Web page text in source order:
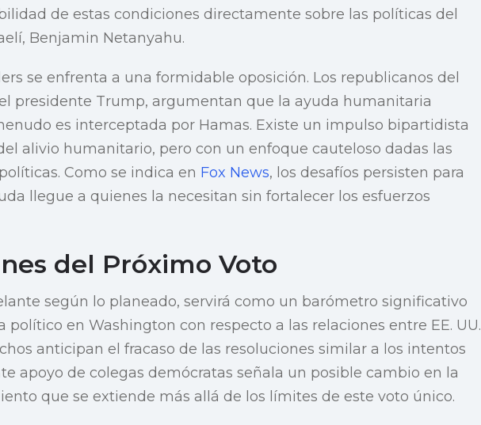
de estas condiciones directamente sobre las políticas del
Benjamin Netanyahu.
se enfrenta a una formidable oposición. Los republicanos del
presidente Trump, argumentan que la ayuda humanitaria
es interceptada por Hamas. Existe un impulso bipartidista
alivio humanitario, pero con un enfoque cauteloso dadas las
Como se indica en Fox News, los desafíos persisten para
llegue a quienes la necesitan sin fortalecer los esfuerzos
del Próximo Voto
según lo planeado, servirá como un barómetro significativo
político en Washington con respecto a las relaciones entre EE. UU.
anticipan el fracaso de las resoluciones similar a los intentos
apoyo de colegas demócratas señala un posible cambio en la
que se extiende más allá de los límites de este voto único.